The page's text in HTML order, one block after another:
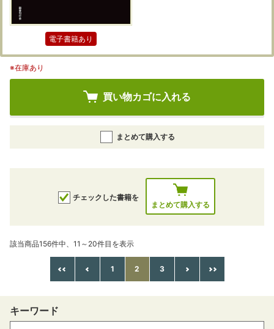
電子書籍あり
※在庫あり
買い物カゴに入れる
まとめて購入する
チェックした書籍を
まとめて購入する
該当商品156件中、11～20件目を表示
1 2 3
キーワード